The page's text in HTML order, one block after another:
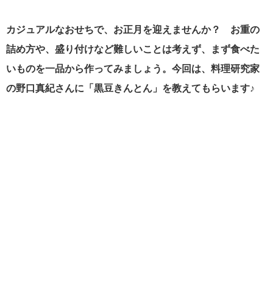
カジュアルなおせちで、お正月を迎えませんか？ お重の
詰め方や、盛り付けなど難しいことは考えず、まず食べた
いものを一品から作ってみましょう。今回は、料理研究家
の野口真紀さんに「黒豆きんとん」を教えてもらいます♪